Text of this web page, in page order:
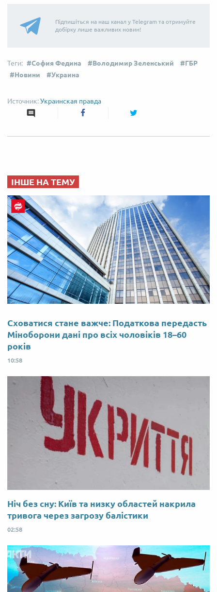
Підпишіться на наш канал у Telegram та отримуйте
добірку лише важливих новин!
София Федина Володимир Зеленський
ГБР
Новини
Украина
Украинская правда
ІНШЕ НА ТЕМУ
Сховатися стане важче: Податкова передасть
Міноборони дані про всіх чоловіків 18–60
років
10:58
Ніч без сну: Київ та низку областей накрила
тривога через загрозу балістики
02:58